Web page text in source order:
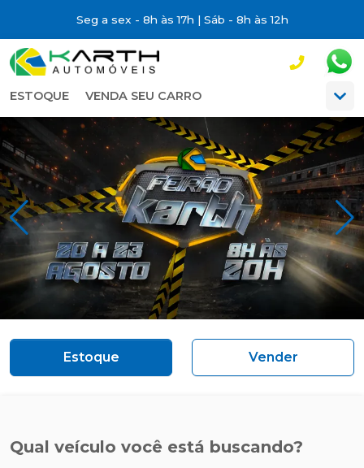
Seg a sex - 8h às 17h | Sáb - 8h às 12h
ESTOQUE VENDA SEU CARRO
Estoque Vender
Qual veículo você está buscando?